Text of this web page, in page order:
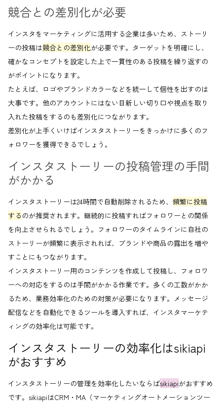
競合との差別化が必要
インスタをマーケティングに活用する企業は多いため、ストーリ
ーの投稿は競合との差別化が必要です。ターゲットを明確にし、
確かなコンセプトを設定した上で一貫性のある投稿を繰り返すの
がポイントになります。
たとえば、ロゴやブランドカラーなどを統一して個性を出すのは
大事です。他のアカウントにはない目新しい切り口や視点を取り
入れた投稿をするのも差別化につながります。
差別化が上手くいけばインスタストーリーをきっかけに多くのフ
ォロワーを獲得できるでしょう。
インスタストーリーの投稿管理の手間
がかかる
インスタストーリーは24時間で自動削除されるため、 頻繁に投稿
する のが推奨されます。継続的に投稿すればフォロワーとの関係
を向上させられるでしょう。フォロワーのタイムラインに自社の
ストーリーが頻繁に表示されれば、ブランドや商品の露出を増や
すことにもつながります。
インスタストーリー用のコンテンツを作成して投稿し、フォロワ
ーへの対応をするのは手間がかかる作業です。多くの工数がかか
るため、業務効率化のための対策が必要になります。メッセージ
配信などを自動化できるツールを導入すれば、インスタマーケテ
ィングの効率化は可能です。
インスタストーリーの効率化はsikiapi
がおすすめ
インスタストーリーの管理を効率化したいならばsikiapiがおすすめ
です。sikiapiはCRM・MA（マーケティングオートメーションツー